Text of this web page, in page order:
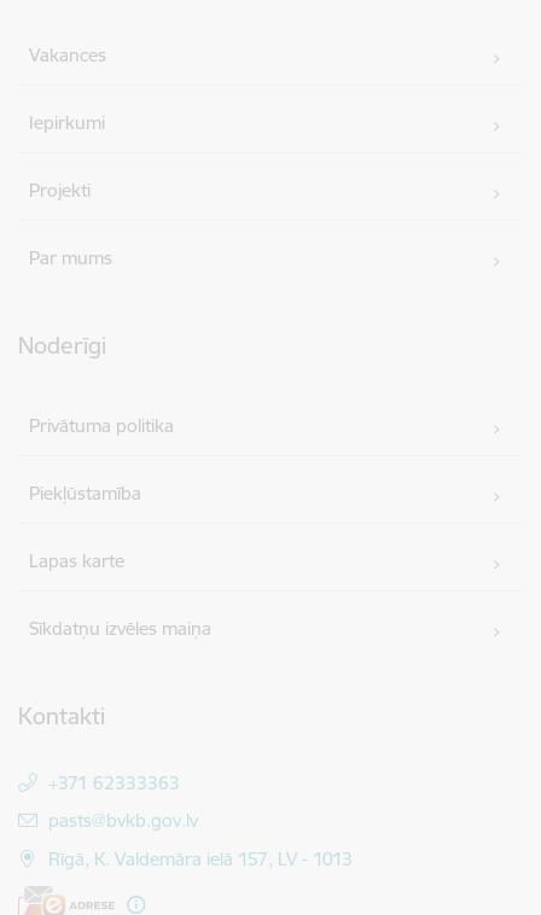
Vakances
Iepirkumi
Projekti
Par mums
Noderīgi
Privātuma politika
Piekļūstamība
Lapas karte
Sīkdatņu izvēles maiņa
Kontakti
+371 62333363
E-pasts:
pasts@bvkb.gov.lv
Rīgā, K. Valdemāra ielā 157, LV - 1013